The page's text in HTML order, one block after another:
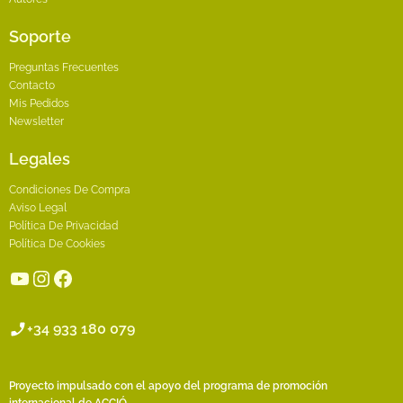
Soporte
Preguntas Frecuentes
Contacto
Mis Pedidos
Newsletter
Legales
Condiciones De Compra
Aviso Legal
Política De Privacidad
Política De Cookies
YouTube
Instagram
Facebook
+34 933 180 079
Proyecto impulsado con el apoyo del programa de promoción